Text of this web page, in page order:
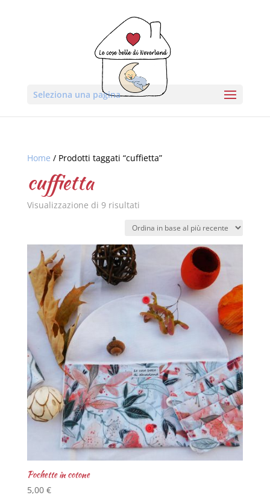
Seleziona una pagina
Home / Prodotti taggati “cuffietta”
cuffietta
Visualizzazione di 9 risultati
Pochette in cotone
5,00 €